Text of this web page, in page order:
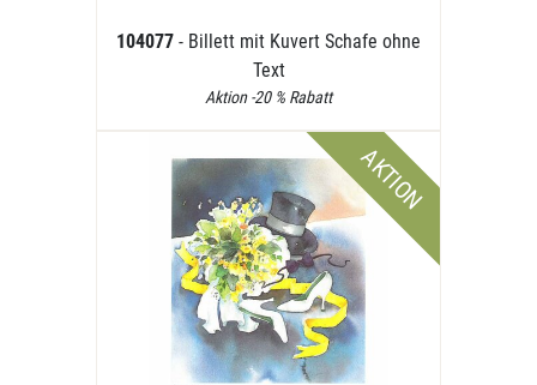
104077 - Billett mit Kuvert Schafe ohne
Text
Aktion -20 % Rabatt
AKTION